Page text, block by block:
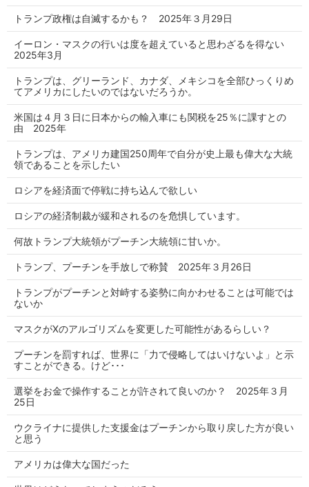
トランプ政権は自滅するかも？ 2025年３月29日
イーロン・マスクの行いは度を超えていると思わざるを得ない
2025年3月
トランプは、グリーランド、カナダ、メキシコを全部ひっくりめ
てアメリカにしたいのではないだろうか。
米国は４月３日に日本からの輸入車にも関税を25％に課すとの
由 2025年
トランプは、アメリカ建国250周年で自分が史上最も偉大な大統
領であることを示したい
ロシアを経済面で停戦に持ち込んで欲しい
ロシアの経済制裁が緩和されるのを危惧しています。
何故トランプ大統領がプーチン大統領に甘いか。
トランプ、プーチンを手放しで称賛 2025年３月26日
トランプがプーチンと対峙する姿勢に向かわせることは可能では
ないか
マスクがXのアルゴリズムを変更した可能性があるらしい？
プーチンを罰すれば、世界に「力で侵略してはいけないよ」と示
すことができる。けど･･･
選挙をお金で操作することが許されて良いのか？ 2025年３月
25日
ウクライナに提供した支援金はプーチンから取り戻した方が良い
と思う
アメリカは偉大な国だった